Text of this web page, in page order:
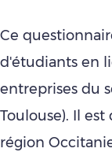
Ce
d'étudiants en
entreprises du
Toulouse). Il
région